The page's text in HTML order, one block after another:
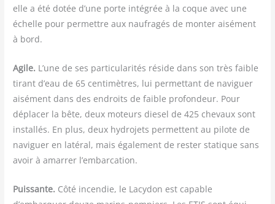
elle a été dotée d’une porte inté­grée à la coque avec une
échelle pour per­mettre aux nau­fra­gés de mon­ter aisé­ment
à bord.
Agile. L’une de ses par­ti­cu­la­ri­tés réside dans son très faible
tirant d’eau de 65 cen­ti­mètres, lui per­met­tant de navi­guer
aisé­ment dans des endroits de faible pro­fon­deur. Pour
dépla­cer la bête, deux moteurs die­sel de 425 che­vaux sont
ins­tal­lés. En plus, deux hydro­jets per­mettent au pilote de
navi­guer en laté­ral, mais éga­le­ment de res­ter sta­tique sans
avoir à amar­rer l’embarcation.
Puis­sante. Côté incen­die, le Lacy­don est capable